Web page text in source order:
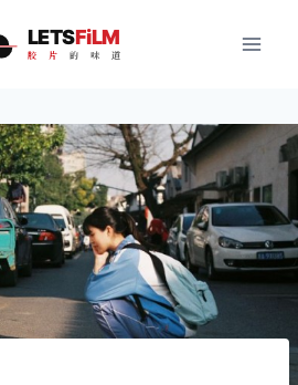
LETSFiLM
胶 片 的 味 道